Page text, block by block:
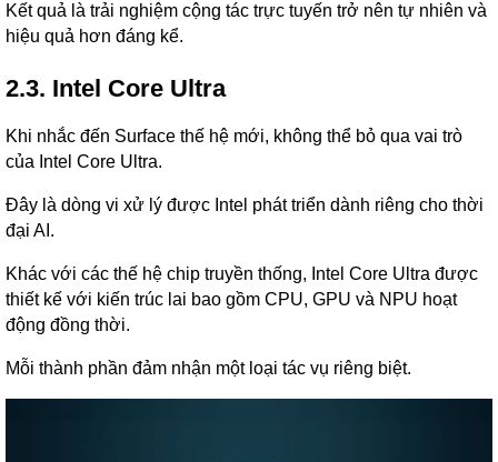
Kết quả là trải nghiệm cộng tác trực tuyến trở nên tự nhiên và
hiệu quả hơn đáng kể.
2.3. Intel Core Ultra
Khi nhắc đến Surface thế hệ mới, không thể bỏ qua vai trò
của Intel Core Ultra.
Đây là dòng vi xử lý được Intel phát triển dành riêng cho thời
đại AI.
Khác với các thế hệ chip truyền thống, Intel Core Ultra được
thiết kế với kiến trúc lai bao gồm CPU, GPU và NPU hoạt
động đồng thời.
Mỗi thành phần đảm nhận một loại tác vụ riêng biệt.